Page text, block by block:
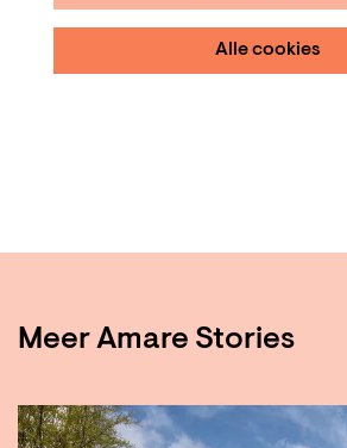
Alle cookies
Meer Amare Stories